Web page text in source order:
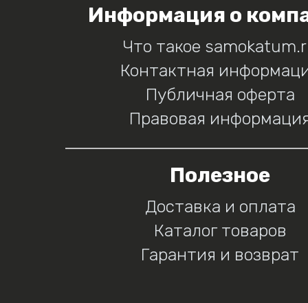
Информация о
Что такое
Контактная
Публичная оферта
Правовая
Полезное
Доставка и оплата
Каталог товаров
Гарантия и возврат